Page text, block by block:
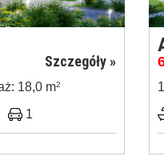
Szczegóły »
18,0 m2
1